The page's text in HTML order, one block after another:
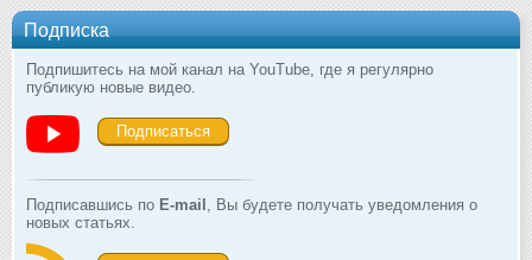
Подписка
Подпишитесь на мой канал на YouTube, где я регулярно
публикую новые видео.
Подписаться
Подписавшись по E-mail , Вы будете получать уведомления о
новых статьях.